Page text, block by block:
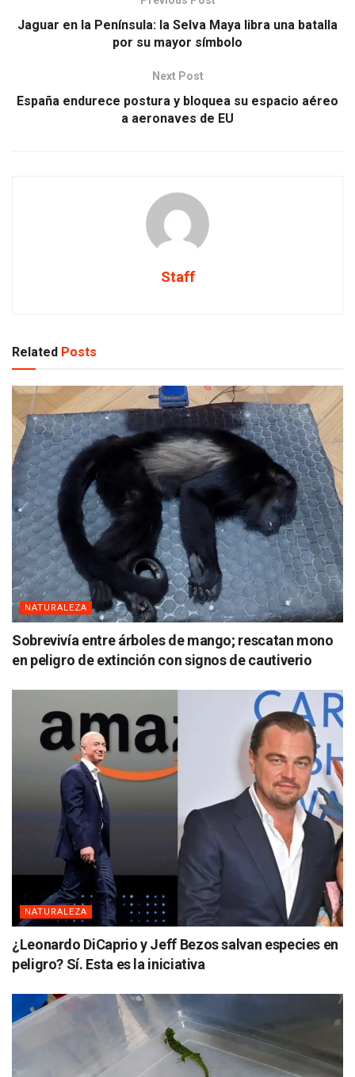
Jaguar en la Península: la Selva Maya libra una batalla
por su mayor símbolo
Next Post
España endurece postura y bloquea su espacio aéreo
a aeronaves de EU
Staff
Related Posts
NATURALEZA
Sobrevivía entre árboles de mango; rescatan mono
en peligro de extinción con signos de cautiverio
NATURALEZA
¿Leonardo DiCaprio y Jeff Bezos salvan especies en
peligro? Sí. Esta es la iniciativa